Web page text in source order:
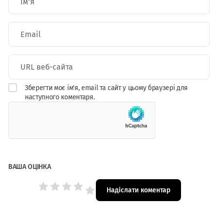
Зберегти моє ім'я, email та сайт у цьому браузері для
наступного коментаря.
ВАША ОЦІНКА